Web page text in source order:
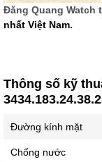
Đăng Quang Watch
nhất Việt Nam.
Thông số kỹ
Đường kính mặt
Chống nước